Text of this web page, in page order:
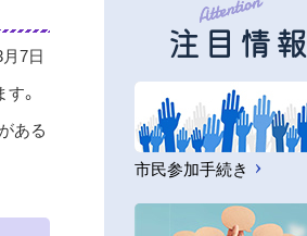
7日
。
ある
注目情報
市民参加手続き